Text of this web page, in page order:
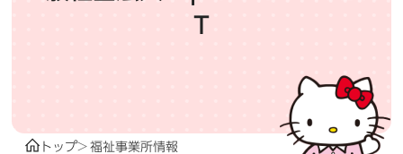
Ｔ
トップ
福祉事業所情報